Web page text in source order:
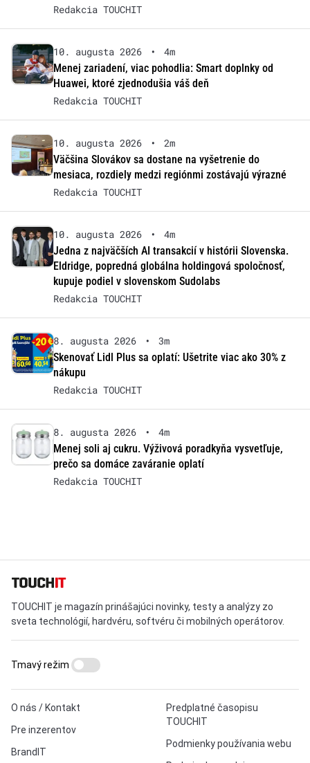
Redakcia TOUCHIT
10. augusta 2026 •
4m
Menej zariadení, viac pohodlia: Smart doplnky od
Huawei, ktoré zjednodušia váš deň
Redakcia TOUCHIT
10. augusta 2026 •
2m
Väčšina Slovákov sa dostane na vyšetrenie do
mesiaca, rozdiely medzi regiónmi zostávajú výrazné
Redakcia TOUCHIT
10. augusta 2026 •
4m
Jedna z najväčších AI transakcií v histórii Slovenska.
Eldridge, popredná globálna holdingová spoločnosť,
kupuje podiel v slovenskom Sudolabs
Redakcia TOUCHIT
8. augusta 2026 •
3m
Skenovať Lidl Plus sa oplatí: Ušetrite viac ako 30% z
nákupu
Redakcia TOUCHIT
8. augusta 2026 •
4m
Menej soli aj cukru. Výživová poradkyňa vysvetľuje,
prečo sa domáce zaváranie oplatí
Redakcia TOUCHIT
TOUCHIT je magazín prinášajúci novinky, testy a analýzy zo
sveta technológií, hardvéru, softvéru či mobilných operátorov.
O nás / Kontakt
Pre inzerentov
BrandIT
Predplatné časopisu
TOUCHIT
Podmienky používania webu
Tmavý režim